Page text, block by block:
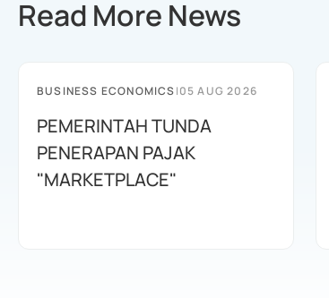
Read More News
BUSINESS ECONOMICS|05 AUG 2026
PEMERINTAH TUNDA
PENERAPAN PAJAK
"MARKETPLACE"